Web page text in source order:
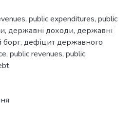
, public expenditures, public
, державні доходи, державні
, дефіцит державного
, public revenues, public